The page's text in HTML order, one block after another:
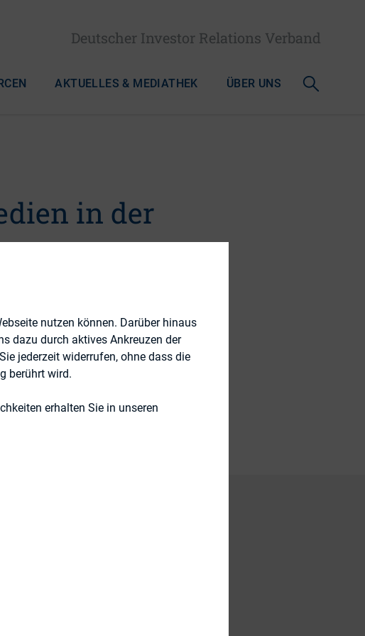
Deutscher Investor Relations Verband
AKTUELLES & MEDIATHEK ÜBER UNS
in der
des im Februar 2010
im wissenschaftlichen
nutzen können. Darüber hinaus
dazu durch aktives Ankreuzen der
jederzeit widerrufen, ohne dass die
berührt wird.
erhalten Sie in unseren